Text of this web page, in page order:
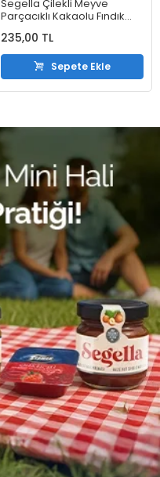
Segella Çilekli Meyve
Parçacıklı Kakaolu Fındık
235,00 TL
Sepete Ekle